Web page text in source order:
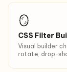
🪞
CSS Filter
Visual builder
rotate, drop-